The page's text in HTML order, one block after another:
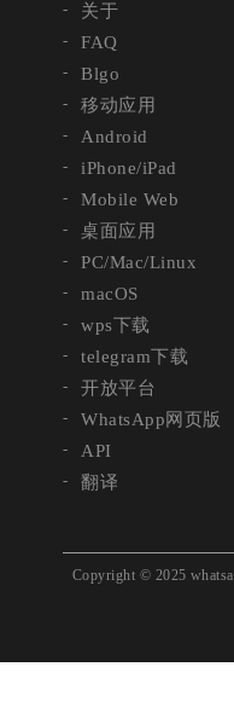
关于
FAQ
Blgo
移动应用
Android
iPhone/iPad
Mobile Web
桌面应用
PC/Mac/Linux
macOS
wps下载
telegram下载
开放平台
WhatsApp网页版
API
翻译
Copyright © 2025